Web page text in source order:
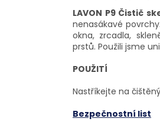
LAVON P9 Čistič
nenasákavé povrchy.
okna, zrcadla,
prstů. Použili jsme
POUŽITÍ
Nastříkejte na
Bezpečnostní list